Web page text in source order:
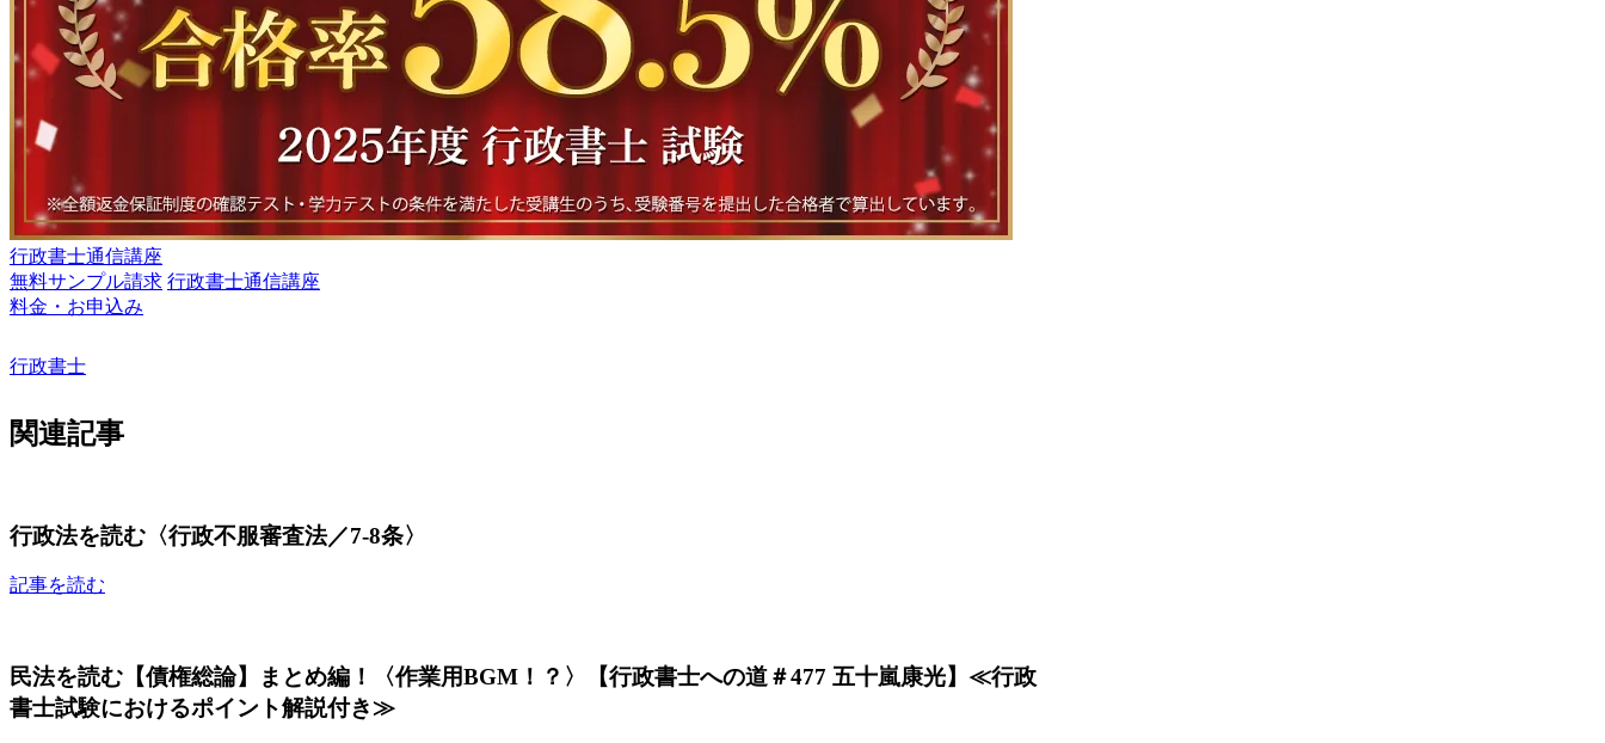
行政書士通信講座
無料サンプル請求 行政書士通信講座
料金・お申込み
行政書士
関連記事
行政法を読む〈行政不服審査法／7-8条〉
記事を読む
民法を読む【債権総論】まとめ編！〈作業用BGM！？〉【行政書士への道＃477 五十嵐康光】≪行政
書士試験におけるポイント解説付き≫